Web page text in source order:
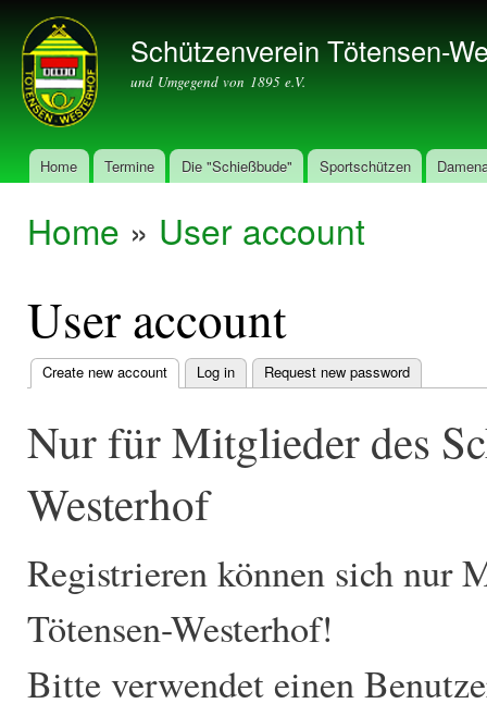
Schützenverein Tötensen-
und Umgegend von 1895 e.V.
Main menu
Home Termine Die "Schießbude" Sportschützen
You are here
Home » User account
User account
Primary
tabs
Create new account(active tab)
Log in Request new password
Nur für Mitglieder des
Westerhof
Registrieren können sich nur
Tötensen-Westerhof!
Bitte verwendet einen